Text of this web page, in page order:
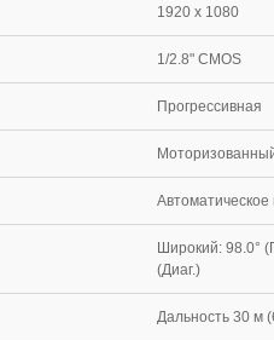
1920 x 1080
1/2.8" CMOS
Прогрессивная
Автоматическое
Широкий: 98.0°
(Диаг.)
Дальность 30 м